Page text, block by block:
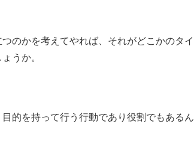
のかを考えてやれば、それがどこかのタイ
うか。
的を持って行う行動であり役割でもあるん